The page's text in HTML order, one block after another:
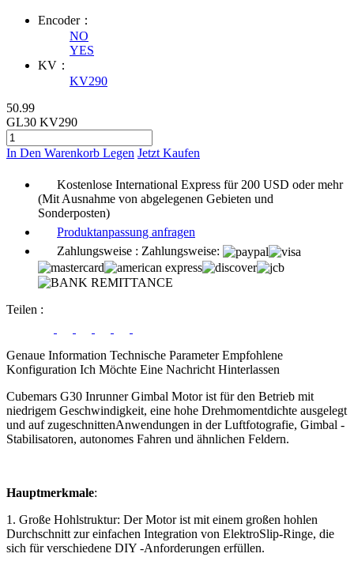
Encoder：
NO
YES
KV：
KV290
50.99
GL30 KV290
In Den Warenkorb Legen Jetzt Kaufen
Kostenlose International Express für 200 USD oder mehr
(Mit Ausnahme von abgelegenen Gebieten und
Sonderposten)
Produktanpassung anfragen
Zahlungsweise : Zahlungsweise:
Teilen :
Genaue Information Technische Parameter Empfohlene
Konfiguration Ich Möchte Eine Nachricht Hinterlassen
Cubemars G30 Inrunner Gimbal Motor ist für den Betrieb mit
niedrigem Geschwindigkeit, eine hohe Drehmomentdichte ausgelegt
und auf zugeschnittenAnwendungen in der Luftfotografie, Gimbal -
Stabilisatoren, autonomes Fahren und ähnlichen Feldern.
Hauptmerkmale:
1. Große Hohlstruktur: Der Motor ist mit einem großen hohlen
Durchschnitt zur einfachen Integration von ElektroSlip-Ringe, die
sich für verschiedene DIY -Anforderungen erfüllen.